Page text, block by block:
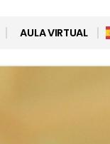
AULA VIRTUAL